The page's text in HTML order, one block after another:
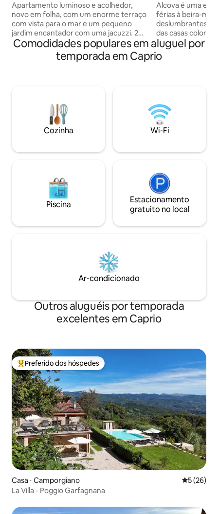
Apartamento luminoso e acolhedor,
novo em folha, com um enorme terraço
com vista para o mar e um pequeno
jardim encantador com uma jacuzzi. 2
quartos decorados aconchegantes, com
um banheiro privativo cada, uma sala de
estar com uma cozinha totalmente
tranquilo e pacífico, em um dos locais
mais espetaculares de Riomaggiore e a
apenas 5 minutos a pé do centro da
Alcova é uma
férias à beira-mar
deslumbrantes
das casas
vinhedos em
privativo deste
cobertura. Perto de tudo, mas em um
moderno e
elegante na
esforçando para
férias em
Comodidades populares em aluguel por
temporada em Caprio
Cozinha Wi-Fi
Piscina
Estacionamento
gratuito no local
Ar-condicionado
Outros aluguéis por temporada
excelentes em Caprio
Entre os melhores preferidos dos hóspedes
Preferido dos hóspedes
Casa ⋅ Camporgiano 5 de uma
5 (26)
La Villa - Poggio Garfagnana